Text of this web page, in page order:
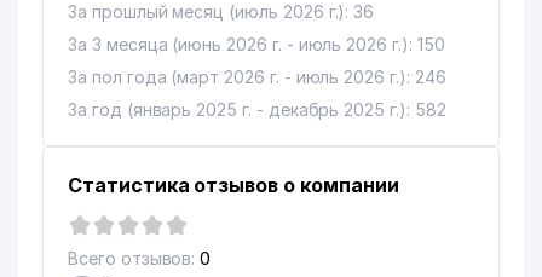
За прошлый месяц (июль 2026 г.): 36
За 3 месяца (июнь 2026 г. - июль 2026 г.): 150
За пол года (март 2026 г. - июль 2026 г.): 246
За год (январь 2025 г. - декабрь 2025 г.): 582
Статистика отзывов о компании
Всего отзывов: 0